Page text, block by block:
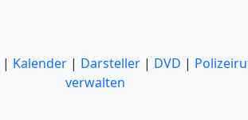
| Kalender | Darsteller | DVD |
verwalten